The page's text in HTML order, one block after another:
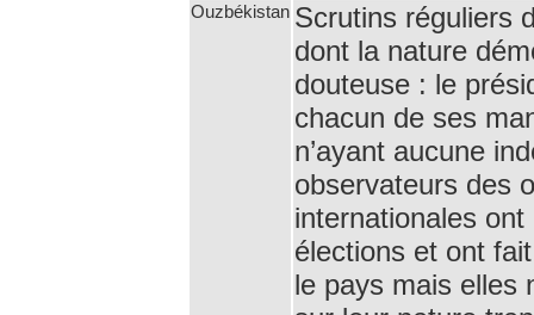
Ouzbékistan Scrutins réguliers
dont la nature
douteuse : le
chacun de ses
n’ayant aucune
observateurs des
internationales
élections et ont
le pays mais elles